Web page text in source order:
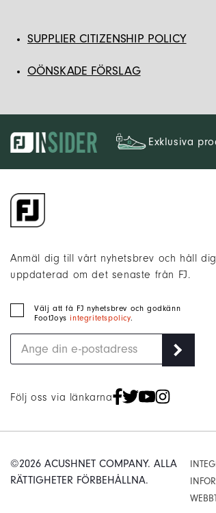
SUPPLIER CITIZENSHIP POLICY
OÖNSKADE FÖRSLAG
Exklusiva
Anmäl dig till vårt nyhetsbrev och håll dig
uppdaterad om det senaste från FJ.
Välj att få FJ nyhetsbrev och godkänn
FootJoysintegritetspolicy.
Följ oss via länkarna
©2026 ACUSHNET COMPANY. ALLA
RÄTTIGHETER FÖRBEHÅLLNA.